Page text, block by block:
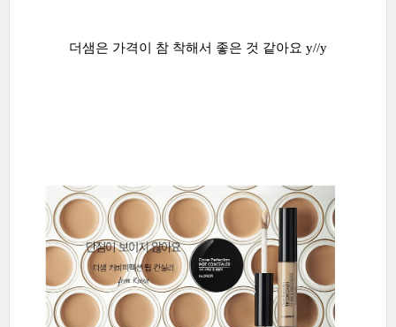
더샘은 가격이 참 착해서 좋은 것 같아요 y//y